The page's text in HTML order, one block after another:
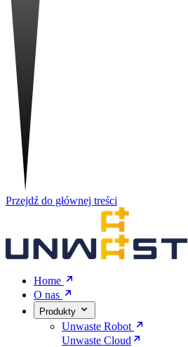
Przejdź do głównej treści
Home
O nas
Produkty
Unwaste Robot
Unwaste Cloud